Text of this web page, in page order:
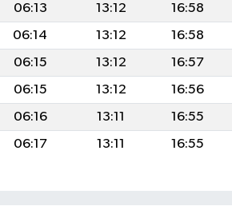
06:13 13:12 16:58
06:14 13:12 16:58
06:15 13:12 16:57
06:15 13:12 16:56
06:16 13:11 16:55
06:17 13:11 16:55